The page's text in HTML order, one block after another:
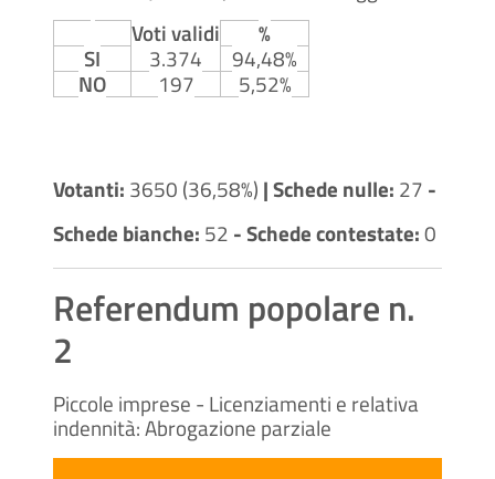
Voti validi
%
SI
3.374
94,48%
NO
197 5,52%
Votanti: 3650 (36,58%) | Schede nulle: 27 -
Schede bianche: 52 - Schede contestate:0
Referendum popolare n.
2
Piccole imprese - Licenziamenti e relativa
indennità: Abrogazione parziale